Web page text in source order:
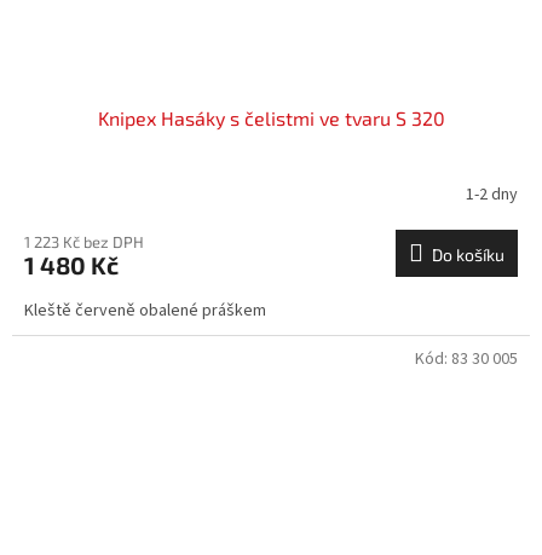
Knipex Hasáky s čelistmi ve tvaru S 320
1-2 dny
1 223 Kč bez DPH
1 480 Kč Do košíku
Kleště červeně obalené práškem
Kód: 83 30 005